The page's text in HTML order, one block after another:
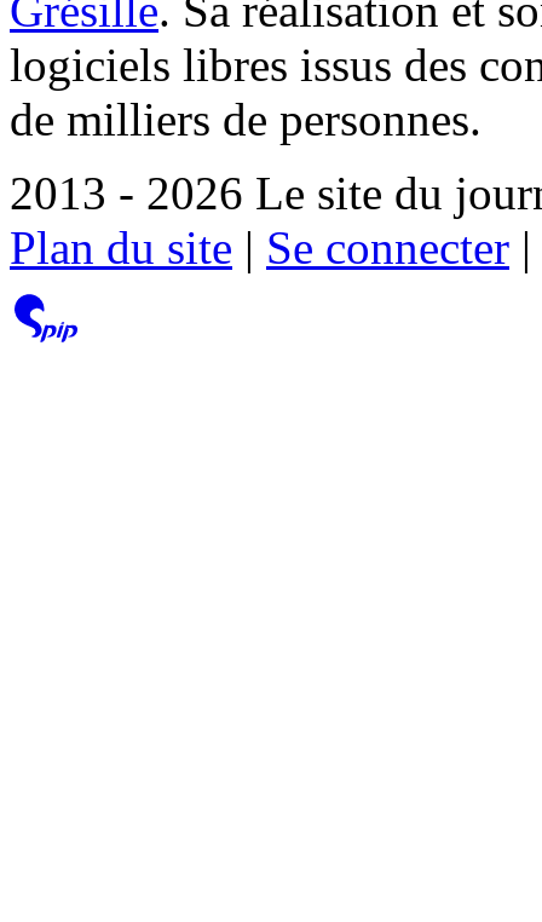
Grésille. Sa réalisation et
logiciels libres issus des
de milliers de personnes.
2013 - 2026 Le site du
Plan du site | Se connecter |